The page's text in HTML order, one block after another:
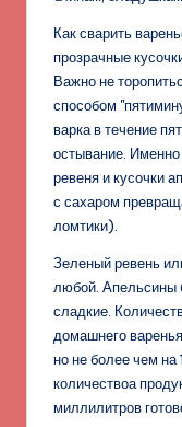
Как сварить
прозрачные
Важно не
способом
варка в течение
остывание.
ревеня и кусочки
с сахаром
ломтики).
Зеленый ревень
любой. Апельсины
сладкие.
домашнего
но не более чем на
количествоа
миллилитров